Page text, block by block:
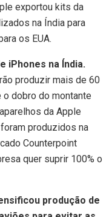
exportou kits da
na Índia para
os EUA.
iPhones na Índia.
produzir mais de 60
dobro do montante
da Apple
produzidos na
Counterpoint
quer suprir 100% o
produção de